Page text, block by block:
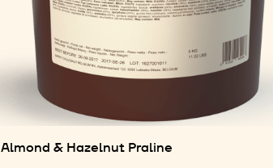
Almond & Hazelnut Praline